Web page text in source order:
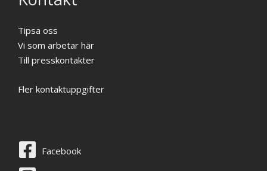
Tipsa oss
Vi som arbetar här
Till presskontakter
Fler kontaktuppgifter
Facebook